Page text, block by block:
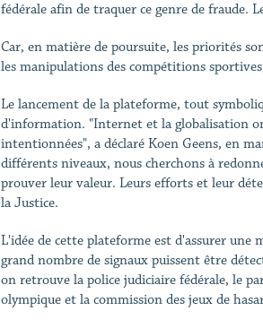
fédérale afin de traquer ce genre de fraude.
Car, en matière de poursuite, les priorités
les manipulations des compétitions
Le lancement de la plateforme, tout
d'information. "Internet et la globalisation
intentionnées", a déclaré Koen Geens, en
différents niveaux, nous cherchons à
prouver leur valeur. Leurs efforts et leur
la Justice.
L'idée de cette plateforme est d'assurer une
grand nombre de signaux puissent être
on retrouve la police judiciaire fédérale, le
olympique et la commission des jeux de